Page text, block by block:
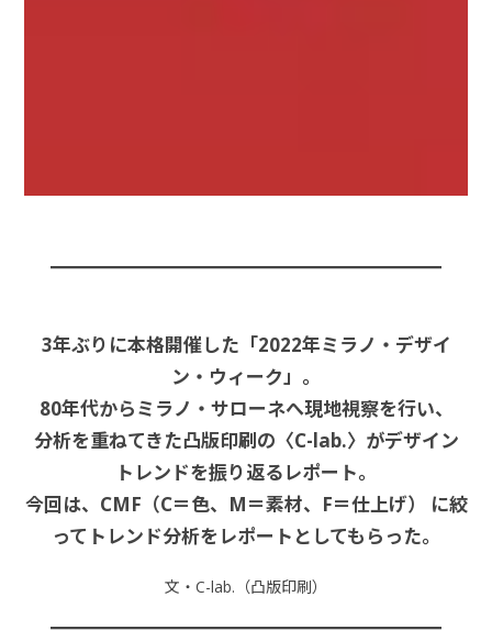
3年ぶりに本格開催した「2022年ミラノ・デザイ
ン・ウィーク」。
80年代からミラノ・サローネへ現地視察を行い、
分析を重ねてきた凸版印刷の〈C-lab.〉がデザイン
トレンドを振り返るレポート。
今回は、CMF（C＝色、M＝素材、F＝仕上げ） に絞
ってトレンド分析をレポートとしてもらった。
文・C-lab.（凸版印刷）